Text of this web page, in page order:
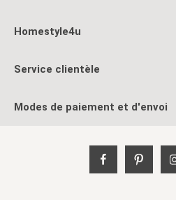
Homestyle4u
Service clientèle
Modes de paiement et d'envoi